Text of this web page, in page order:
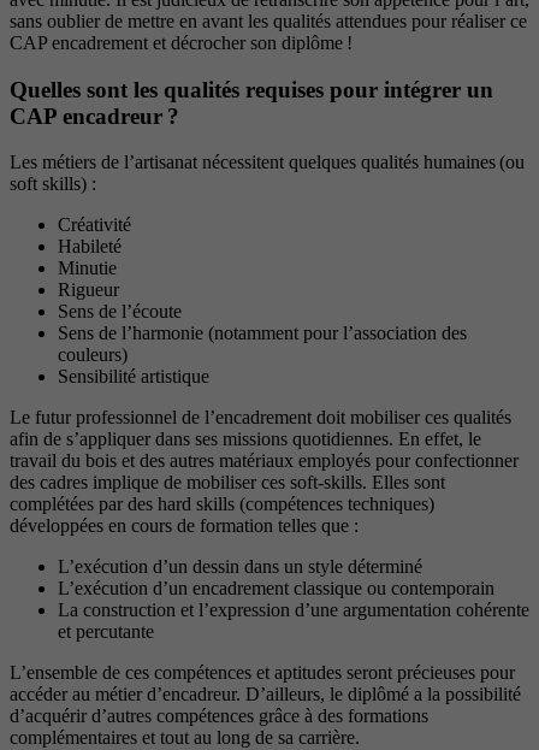
sans oublier de mettre en avant les qualités attendues pour réaliser ce
CAP encadrement et décrocher son diplôme !
Quelles sont les qualités requises pour intégrer un
CAP encadreur ?
Les métiers de l’artisanat nécessitent quelques qualités humaines (ou
soft skills) :
Créativité
Habileté
Minutie
Rigueur
Sens de l’écoute
Sens de l’harmonie (notamment pour l’association des
couleurs)
Sensibilité artistique
Le futur professionnel de l’encadrement doit mobiliser ces qualités
afin de s’appliquer dans ses missions quotidiennes. En effet, le
travail du bois et des autres matériaux employés pour confectionner
des cadres implique de mobiliser ces soft-skills. Elles sont
complétées par des hard skills (compétences techniques)
développées en cours de formation telles que :
L’exécution d’un dessin dans un style déterminé
L’exécution d’un encadrement classique ou contemporain
La construction et l’expression d’une argumentation cohérente
et percutante
L’ensemble de ces compétences et aptitudes seront précieuses pour
accéder au métier d’encadreur. D’ailleurs, le diplômé a la possibilité
d’acquérir d’autres compétences grâce à des formations
complémentaires et tout au long de sa carrière.